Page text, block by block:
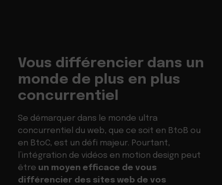
Vous différencier dans un
monde de plus en plus
concurrentiel
Se démarquer dans le monde ultra
concurrentiel du web, que ce soit en BtoB ou
en BtoC, est un défi majeur. Pourtant,
l’intégration de vidéos en motion design peut
être un moyen efficace de vous
différencier des sites web de vos